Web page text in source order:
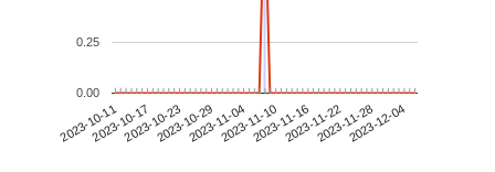
2023-10-112023-10-172023-10-232023-10-292023-11-042023-11-102023-11-162023-11-222023-11-282023-12-04
0.00
0.25